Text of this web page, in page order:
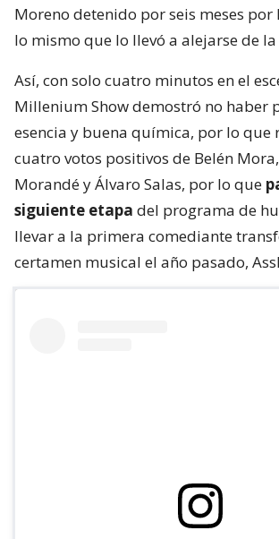
Moreno detenido por seis meses por
lo mismo que lo llevó a alejarse de
Así, con solo cuatro minutos en el
Millenium Show demostró no haber
esencia y buena química, por lo que
cuatro votos positivos de Belén
Morandé y Álvaro Salas, por lo que
siguiente etapa del programa de
llevar a la primera comediante
certamen musical el año pasado,